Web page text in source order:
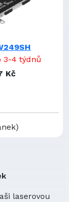
3-4 týdnů
Kč
laserovou